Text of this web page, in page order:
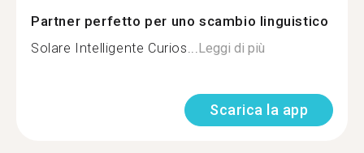
Partner perfetto per uno scambio linguistico
Solare Intelligente Curios...Leggi di più
Scarica la app